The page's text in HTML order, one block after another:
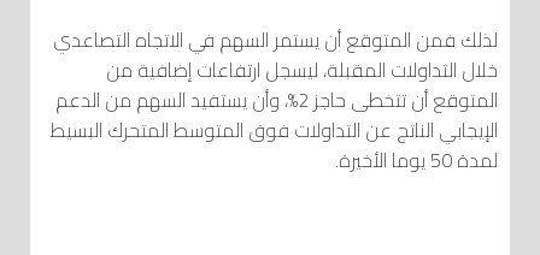
لذلك فمن المتوقع أن يستمر السهم في الاتجاه التصاعدي
خلال التداولات المقبلة، ليسجل ارتفاعات إضافية من
المتوقع أن تتخطى حاجز 2%، وأن يستفيد السهم من الدعم
الإيجابي الناتج عن التداولات فوق المتوسط المتحرك البسيط
لمدة 50 يوما الأخيرة.